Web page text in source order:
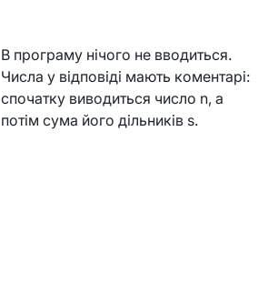
В програму нічого не вводиться.
Числа у відповіді мають коментарі:
спочатку виводиться число n, а
потім сума його дільників s.